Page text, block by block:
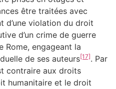
être traitées avec
d’une violation du droit
d’un crime de guerre
Rome, engageant la
de ses auteurs[17]. Par
contraire aux droits
humanitaire et le droit